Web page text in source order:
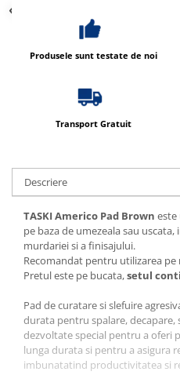
Produsele sunt testate de noi
Transport Gratuit
Descriere
TASKI Americo Pad Brown este
pe baza de umezeala sau
murdariei si a finisajului.
Recomandat pentru utilizarea pe
Pretul este pe bucata,setul
Pad de curatare si slefuire
durata pentru spalare,
dezvoltate special pentru a oferi
lunga durata si pentru a asigura
imbunatatind productivitatea si